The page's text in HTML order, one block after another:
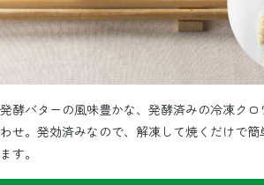
発酵バターの風味豊かな、発酵済みの冷凍ク
わせ。発効済みなので、解凍して焼くだけで
ます。